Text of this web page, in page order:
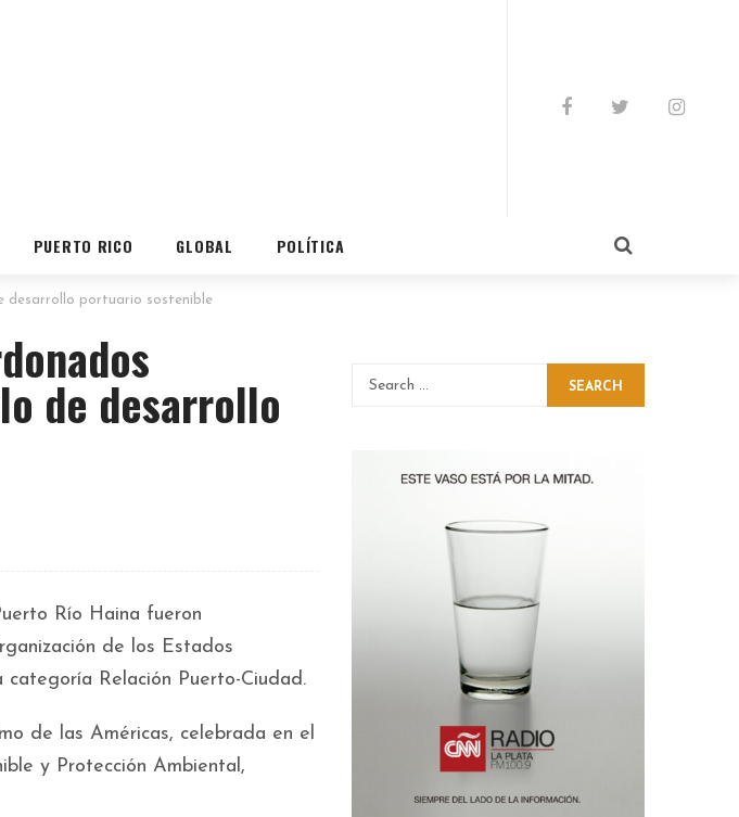
PUERTO RICO GLOBAL POLÍTICA
desarrollo portuario sostenible
de desarrollo
Río Haina fueron
de los Estados
Relación Puerto-Ciudad.
de las Américas, celebrada en el
y Protección Ambiental,
SEARCH